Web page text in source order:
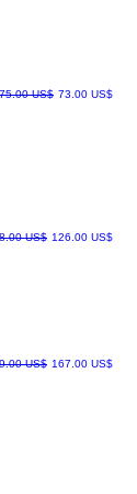
سعر عادي
‏75.00 US$ سعر البيع‏73.00 US$
سعر‏128.00 US$ سعر البيع‏126.00 US$
سعر‏169.00 US$ سعر البيع‏167.00 US$